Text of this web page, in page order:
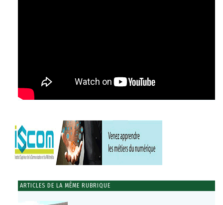
ARTICLES DE LA MÊME RUBRIQUE